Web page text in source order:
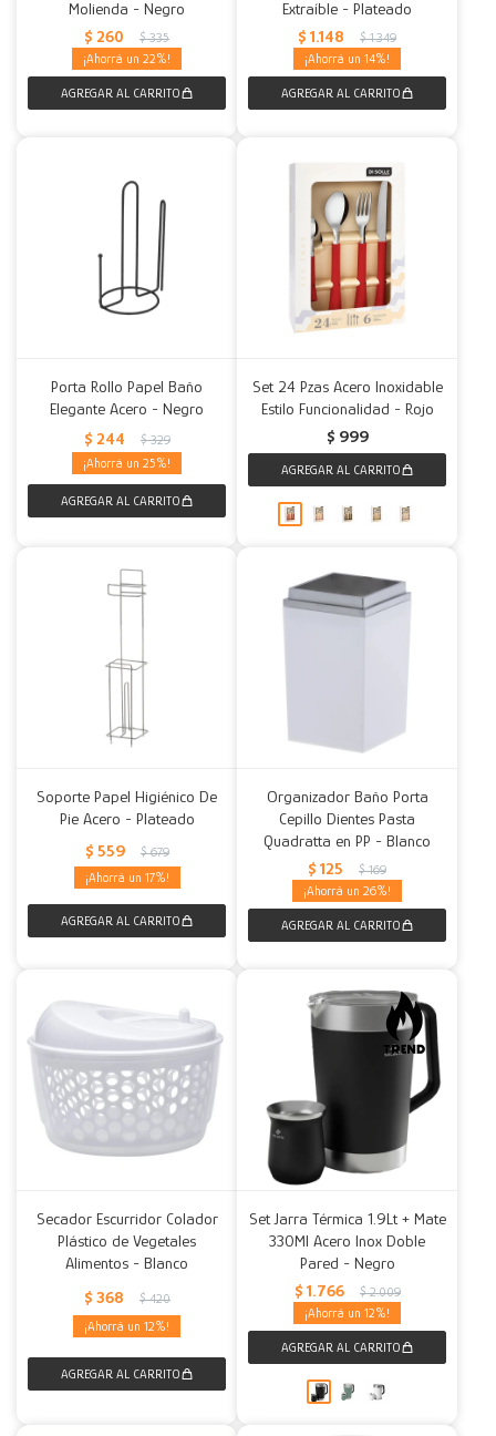
Molienda - Negro
$ 260 $ 335
22
Extraíble - Plateado
$ 1.148 $ 1.349
14
Porta Rollo Papel Baño
Elegante Acero - Negro
$ 244 $ 329
25
Set 24 Pzas Acero Inoxidable
Estilo Funcionalidad - Rojo
$ 999
Soporte Papel Higiénico De
Pie Acero - Plateado
$ 559 $ 679
17
Organizador Baño Porta
Cepillo Dientes Pasta
Quadratta en PP - Blanco
$ 125 $ 169
26
Secador Escurridor Colador
Plástico de Vegetales
Alimentos - Blanco
$ 368 $ 420
12
Set Jarra Térmica 1.9Lt + Mate
330Ml Acero Inox Doble
Pared - Negro
$ 1.766 $ 2.009
12